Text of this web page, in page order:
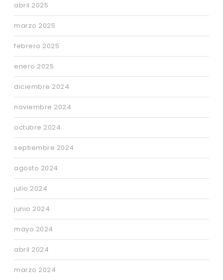
abril 2025
marzo 2025
febrero 2025
enero 2025
diciembre 2024
noviembre 2024
octubre 2024
septiembre 2024
agosto 2024
julio 2024
junio 2024
mayo 2024
abril 2024
marzo 2024